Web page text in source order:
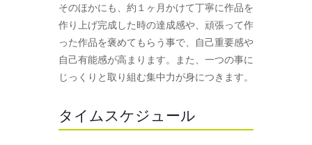
そのほかにも、約１ヶ月かけて丁寧に作品を
作り上げ完成した時の達成感や、頑張って作
った作品を褒めてもらう事で、自己重要感や
自己有能感が高まります。また、一つの事に
じっくりと取り組む集中力が身につきます。
タイムスケジュール